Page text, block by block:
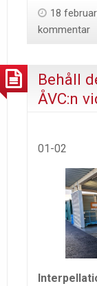
18
kommentar
Behåll
ÅVC:n
01-02